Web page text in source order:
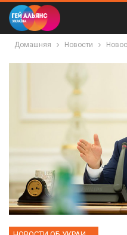
Домашняя Новости